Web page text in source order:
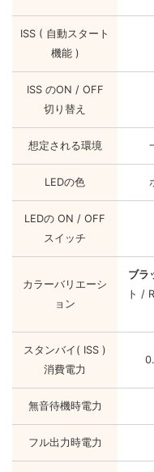
ISS ( 自動スタート
機能 )
ISS のON / OFF
切り替え
想定される環境
LEDの色
LEDの ON / OFF
スイッチ
カラーバリエーシ
ョン
ブラ
ト /
スタンバイ( ISS )
消費電力
無音待機時電力
フル出力時電力